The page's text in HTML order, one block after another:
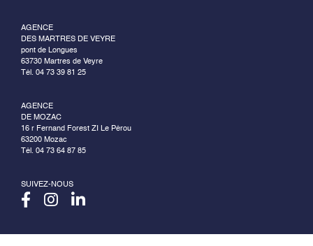
AGENCE
DES MARTRES DE VEYRE
pont de Longues
63730 Martres de Veyre
Tél. 04 73 39 81 25
AGENCE
DE MOZAC
16 r Fernand Forest ZI Le Pérou
63200 Mozac
Tél. 04 73 64 87 85
SUIVEZ-NOUS